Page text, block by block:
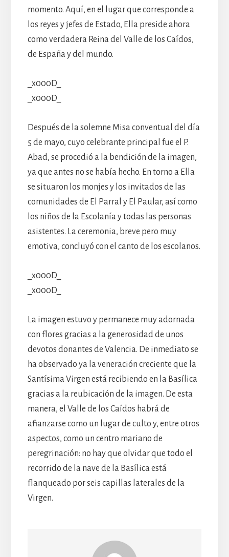
momento. Aquí, en el lugar que corresponde a
los reyes y jefes de Estado, Ella preside ahora
como verdadera Reina del Valle de los Caídos,
de España y del mundo.
_x000D_
_x000D_
Después de la solemne Misa conventual del día
5 de mayo, cuyo celebrante principal fue el P.
Abad, se procedió a la bendición de la imagen,
ya que antes no se había hecho. En torno a Ella
se situaron los monjes y los invitados de las
comunidades de El Parral y El Paular, así como
los niños de la Escolanía y todas las personas
asistentes. La ceremonia, breve pero muy
emotiva, concluyó con el canto de los escolanos.
_x000D_
_x000D_
La imagen estuvo y permanece muy adornada
con flores gracias a la generosidad de unos
devotos donantes de Valencia. De inmediato se
ha observado ya la veneración creciente que la
Santísima Virgen está recibiendo en la Basílica
gracias a la reubicación de la imagen. De esta
manera, el Valle de los Caídos habrá de
afianzarse como un lugar de culto y, entre otros
aspectos, como un centro mariano de
peregrinación: no hay que olvidar que todo el
recorrido de la nave de la Basílica está
flanqueado por seis capillas laterales de la
Virgen.